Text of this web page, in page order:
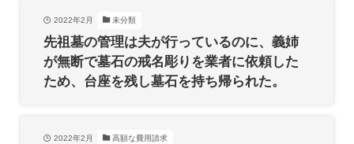
2022年2月 未分類
先祖墓の管理は夫が行っているのに、義姉
が無断で墓石の戒名彫りを業者に依頼した
ため、台座を残し墓石を持ち帰られた。
2022年2月 高額な費用請求